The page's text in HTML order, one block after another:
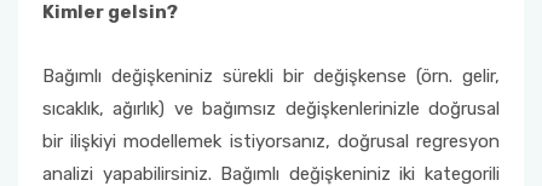
Kimler gelsin?
Bağımlı değişkeniniz sürekli bir değişkense (örn. gelir,
sıcaklık, ağırlık) ve bağımsız değişkenlerinizle doğrusal
bir ilişkiyi modellemek istiyorsanız, doğrusal regresyon
analizi yapabilirsiniz. Bağımlı değişkeniniz iki kategorili